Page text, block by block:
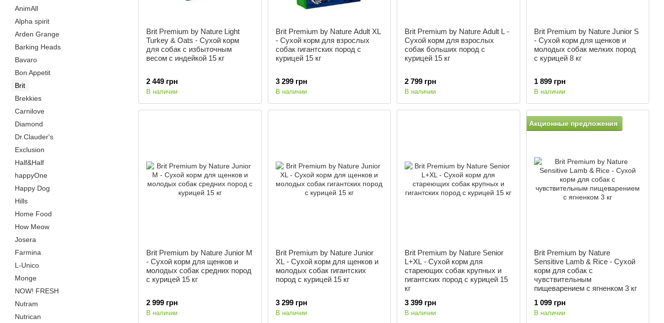
Brit Premium by Nature Light
Turkey & Oats - Сухой корм
для собак с избыточным
весом с индейкой 15 кг
2 449 грн
В наличии
Brit Premium by Nature Adult XL
- Сухой корм для взрослых
собак гигантских пород с
курицей 15 кг
3 299 грн
В наличии
Brit Premium by Nature Adult L -
Сухой корм для взрослых
собак больших пород с
курицей 15 кг
2 799 грн
В наличии
Brit Premium by Nature Junior S
- Сухой корм для щенков и
молодых собак мелких пород
с курицей 8 кг
1 899 грн
В наличии
Brit Premium by Nature Junior M
- Сухой корм для щенков и
молодых собак средних пород
с курицей 15 кг
2 999 грн
В наличии
Brit Premium by Nature Junior
XL - Сухой корм для щенков и
молодых собак гигантских
пород с курицей 15 кг
3 299 грн
В наличии
Brit Premium by Nature Senior
L+XL - Сухой корм для
стареющих собак крупных и
гигантских пород с курицей 15
кг
3 399 грн
В наличии
Акционные предложения
Brit Premium by Nature
Sensitive Lamb & Rice - Сухой
корм для собак с
чувствительным
пищеварением с ягненком 3 кг
1 099 грн
В наличии
AnimAll
Alpha spirit
Arden Grange
Barking Heads
Bavaro
Bon Appetit
Brit
Brekkies
Carnilove
Diamond
Dr.Clauder's
Exclusion
Half&Half
happyOne
Happy Dog
Hills
Home Food
How Meow
Josera
Farmina
L-Unico
Monge
NOW! FRESH
Nutram
Nutrican